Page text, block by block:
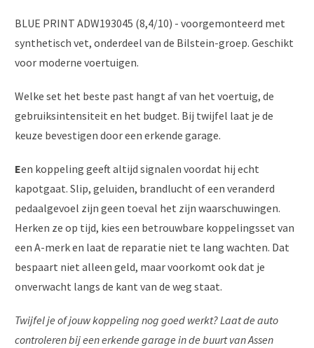
BLUE PRINT ADW193045 (8,4/10) - voorgemonteerd met
synthetisch vet, onderdeel van de Bilstein-groep. Geschikt
voor moderne voertuigen.
Welke set het beste past hangt af van het voertuig, de
gebruiksintensiteit en het budget. Bij twijfel laat je de
keuze bevestigen door een erkende garage.
Een koppeling geeft altijd signalen voordat hij echt
kapotgaat. Slip, geluiden, brandlucht of een veranderd
pedaalgevoel zijn geen toeval het zijn waarschuwingen.
Herken ze op tijd, kies een betrouwbare koppelingsset van
een A-merk en laat de reparatie niet te lang wachten. Dat
bespaart niet alleen geld, maar voorkomt ook dat je
onverwacht langs de kant van de weg staat.
Twijfel je of jouw koppeling nog goed werkt? Laat de auto
controleren bij een erkende garage in de buurt van Assen